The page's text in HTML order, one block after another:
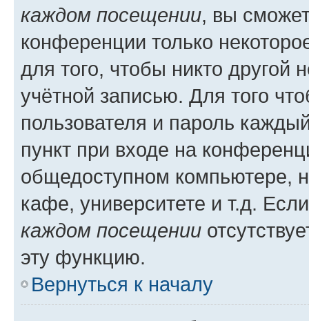
каждом посещении, вы
конференции только
для того, чтобы никто другой
учётной записью. Для того
пользователя и пароль
пункт при входе на
общедоступном компьютере,
кафе, университете и т.д.
каждом посещении
эту функцию.
Вернуться к началу